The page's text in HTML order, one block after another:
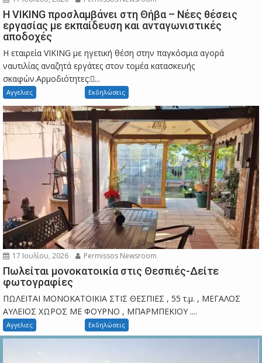
Η VIKING προσλαμβάνει στη Θήβα – Νέες θέσεις
εργασίας με εκπαίδευση και ανταγωνιστικές
αποδοχές
Η εταιρεία VIKING με ηγετική θέση στην παγκόσμια αγορά
ναυτιλίας αναζητά εργάτες στον τομέα κατασκευής
σκαφών.Αρμοδιότητες:...
Αγγελιες Εκδηλώσεις
17 Ιουλίου, 2026 Permissos Newsroom
Πωλείται μονοκατοικία στις Θεσπιές-Δείτε
φωτογραφίες
ΠΩΛΕΙΤΑΙ ΜΟΝΟΚΑΤΟΙΚΙΑ ΣΤΙΣ ΘΕΣΠΙΕΣ , 55 τ.μ. , ΜΕΓΑΛΟΣ
ΑΥΛΕΙΟΣ ΧΩΡΟΣ ΜΕ ΦΟΥΡΝΟ , ΜΠΑΡΜΠΕΚΙΟΥ ....
Αγγελιες Εκδηλώσεις